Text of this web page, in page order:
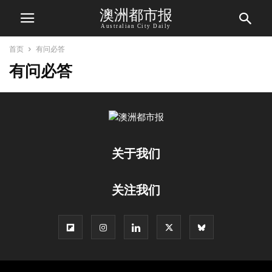
澳洲都市报
Australian City Daily
首页 有问必答
有问必答
关于我们
关注我们